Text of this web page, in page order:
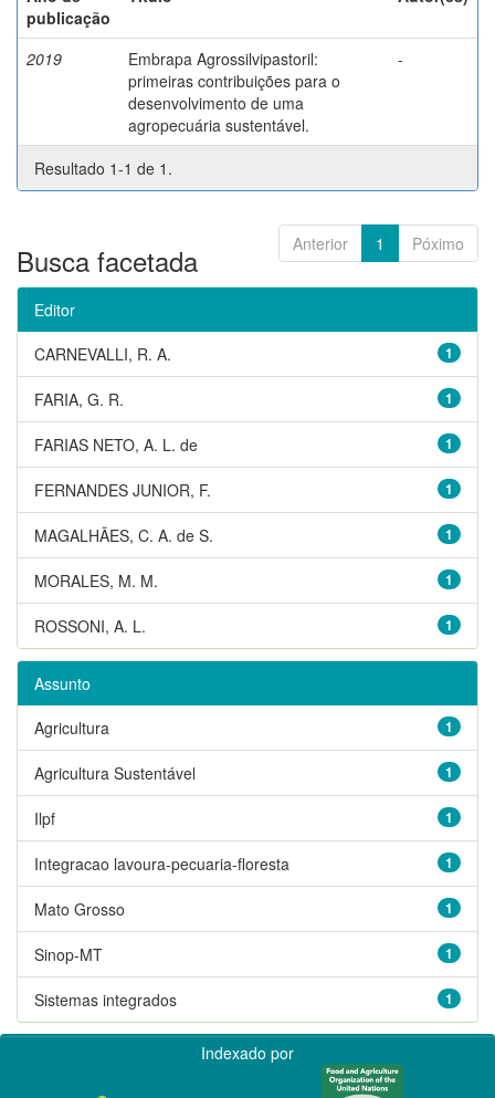
publicação
2019
Embrapa Agrossilvipastoril:
primeiras contribuições para o
desenvolvimento de uma
agropecuária sustentável.
-
Resultado 1-1 de 1.
Anterior 1 Póximo
Busca facetada
Editor
1
CARNEVALLI, R. A.
1
FARIA, G. R.
1
FARIAS NETO, A. L. de
1
FERNANDES JUNIOR, F.
1
MAGALHÃES, C. A. de S.
1
MORALES, M. M.
1
ROSSONI, A. L.
Assunto
1
Agricultura
1
Agricultura Sustentável
1
Ilpf
1
Integracao lavoura-pecuaria-floresta
1
Mato Grosso
1
Sinop-MT
1
Sistemas integrados
Indexado por